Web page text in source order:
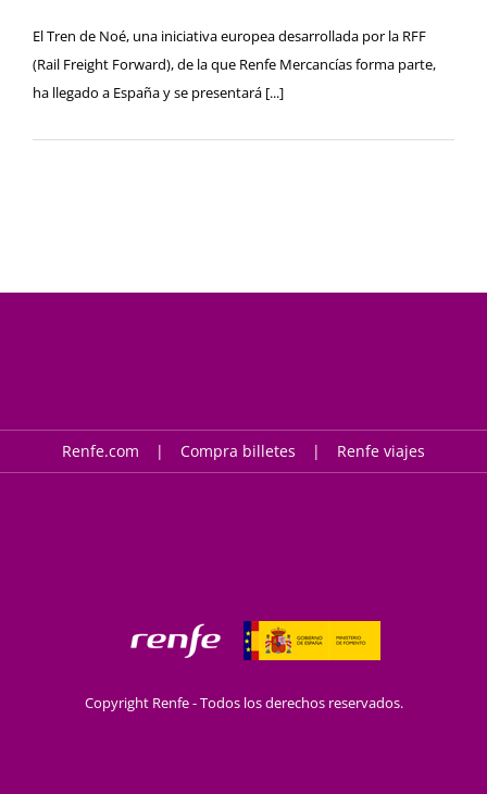
El Tren de Noé, una iniciativa europea desarrollada por la RFF
(Rail Freight Forward), de la que Renfe Mercancías forma parte,
ha llegado a España y se presentará [...]
Renfe.com Compra billetes Renfe viajes
Copyright Renfe - Todos los derechos reservados.